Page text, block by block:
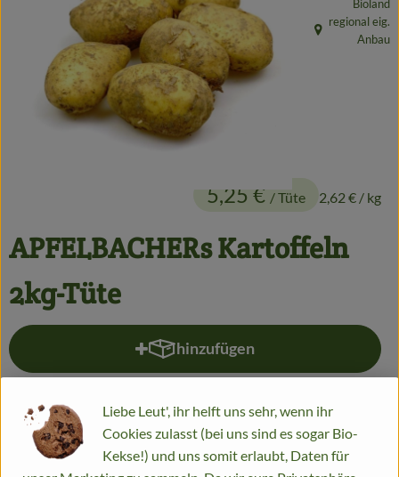
Getränke
Alles Andere
Jungpflanzen
Hofladen
Feste
APFELBACHERs Kartoffeln
2kg-Tüte
5,25 € / Tüte 2,62 € / kg
Bioland
, Herkunft:
regional eig.
Anbau
hinzufügen
Produkt zum Warenkorb
Tüte
#12 5,25 € / Tüte 2,62 €/ kg 7% MwSt Handelsklasse II
Liebe Leut', ihr helft uns sehr, wenn ihr
Cookies zulasst (bei uns sind es sogar Bio-
Kekse!) und uns somit erlaubt, Daten für